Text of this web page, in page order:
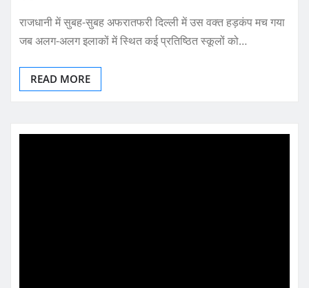
राजधानी में सुबह-सुबह अफरातफरी दिल्ली में उस वक्त हड़कंप मच गया
जब अलग-अलग इलाकों में स्थित कई प्रतिष्ठित स्कूलों को…
READ MORE